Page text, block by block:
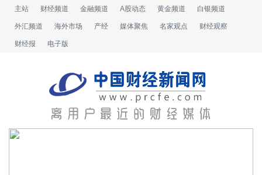
主站 财经频道 金融频道 A股动态 黄金频道 白银频道
外汇频道 海外市场 产经 媒体聚焦 名家观点 财经观察
财经报 电子版